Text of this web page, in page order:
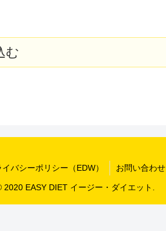
む
イバシーポリシー（EDW） お問い合わせ
2020 EASY DIET イージー・ダイエット.